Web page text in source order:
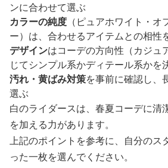
ンに合わせて選ぶ
カラーの純度 （ピュアホワイト・
ー）は、合わせるアイテムとの相性
デザインはコーデの方向性（カジュ
じてシンプル系かディテール系かを
汚れ・黄ばみ対策を事前に確認し、
選ぶ
白のライダースは、春夏コーデに清
を加える力があります。
上記のポイントを参考に、自分のス
った一枚を選んでください。